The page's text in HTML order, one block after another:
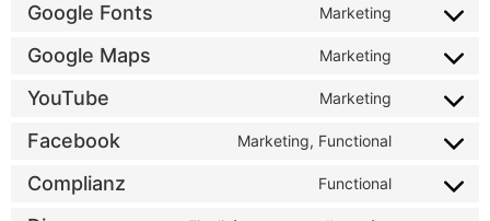
Google Fonts Marketing
Google Maps Marketing
YouTube Marketing
Facebook Marketing, Functional
Complianz Functional